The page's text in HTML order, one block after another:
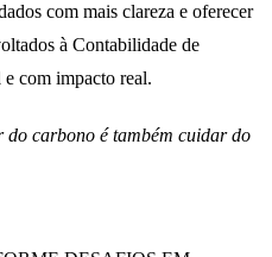
com mais clareza e oferecer
à Contabilidade de
com impacto real.
do carbono é também cuidar do